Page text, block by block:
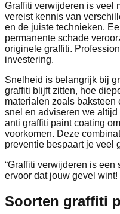
Graffiti verwijderen is veel
vereist kennis van
en de juiste technieken.
permanente schade
originele graffiti.
investering.
Snelheid is belangrijk bij
graffiti blijft zitten, hoe
materialen zoals baksteen
snel en adviseren we
anti graffiti paint coating
voorkomen. Deze
preventie bespaart je veel
“Graffiti verwijderen is een
ervoor dat jouw gevel wint!
Soorten graffiti